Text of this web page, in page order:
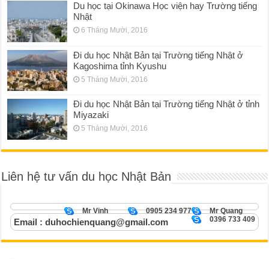
Du học tại Okinawa Học viện hay Trường tiếng
Nhật
6 Tháng Mười, 2016
Đi du học Nhật Bản tại Trường tiếng Nhật ở
Kagoshima tỉnh Kyushu
5 Tháng Mười, 2016
Đi du học Nhật Bản tại Trường tiếng Nhật ở tỉnh
Miyazaki
5 Tháng Mười, 2016
Liên hệ tư vấn du học Nhật Bản
Mr Quang
0905 234 977
Mr Vinh
0396 733 409
Email : duhochienquang@gmail.com